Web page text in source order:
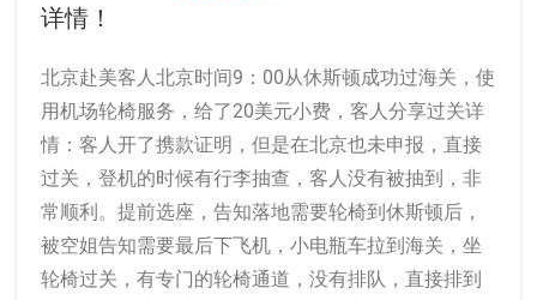
详情！
北京赴美客人北京时间9：00从休斯顿成功过海关，使
用机场轮椅服务，给了20美元小费，客人分享过关详
情：客人开了携款证明，但是在北京也未申报，直接
过关，登机的时候有行李抽查，客人没有被抽到，非
常顺利。提前选座，告知落地需要轮椅到休斯顿后，
被空姐告知需要最后下飞机，小电瓶车拉到海关，坐
轮椅过关，有专门的轮椅通道，没有排队，直接排到